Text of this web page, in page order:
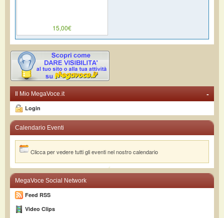
15,00€
-
Il Mio MegaVoce.it
Login
Calendario Eventi
Clicca per vedere tutti gli eventi nel nostro calendario
MegaVoce Social Network
Feed RSS
Video Clips